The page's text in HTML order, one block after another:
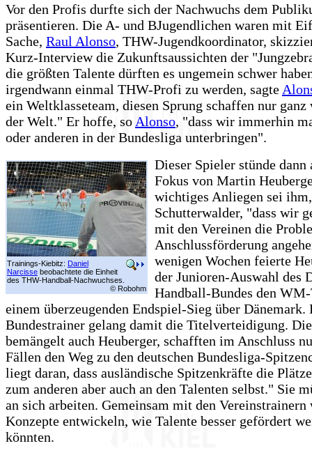
Vor den Profis durfte sich der Nachwuchs dem
präsentieren. Die A- und BJugendlichen waren mit
Sache, Raul Alonso, THW-Jugendkoordinator,
Kurz-Interview die Zukunftsaussichten der
die größten Talente dürften es ungemein schwer
irgendwann einmal THW-Profi zu werden, sagte
ein Weltklasseteam, diesen Sprung schaffen nur ganz
der Welt." Er hoffe, so Alonso, "dass wir immerhin
oder anderen in der Bundesliga unterbringen".
Trainings-Kiebitz: Daniel
Narcisse beobachtete die Einheit
des THW-Handball-Nachwuchses.
© Robohm
Dieser Spieler stünde dann
Fokus von Martin
wichtiges Anliegen sei
Schutterwalder, "dass wir
mit den Vereinen die
Anschlussförderung
wenigen Wochen feierte
der Junioren-Auswahl des
Handball-Bundes den
einem überzeugenden Endspiel-Sieg über Dänemark.
Bundestrainer gelang damit die Titelverteidigung.
bemängelt auch Heuberger, schafften im Anschluss
Fällen den Weg zu den deutschen Bundesliga-
liegt daran, dass ausländische Spitzenkräfte die
zum anderen aber auch an den Talenten selbst." Sie
an sich arbeiten. Gemeinsam mit den Vereinstrainern
Konzepte entwickeln, wie Talente besser gefördert
könnten.